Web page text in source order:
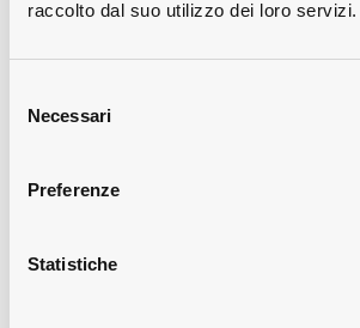
raccolto dal suo utilizzo dei loro servizi.
delNecessari
Preferenze
Statistiche
competitivo con un
concorrenza grazie al suo